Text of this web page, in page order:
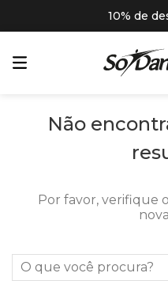
10% de
Não
Por favor, verifique
O que você procura?